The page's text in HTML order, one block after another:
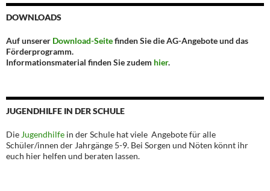
DOWNLOADS
Auf unserer Download-Seitefinden Sie die AG-Angebote und das
Förderprogramm.
Informationsmaterial finden Sie zudem hier.
JUGENDHILFE IN DER SCHULE
DieJugendhilfe in der Schule hat viele Angebote für alle
Schüler/innen der Jahrgänge 5-9. Bei Sorgen und Nöten könnt ihr
euch hier helfen und beraten lassen.